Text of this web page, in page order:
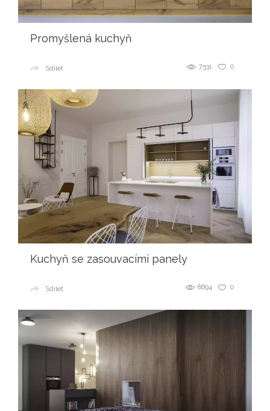
Promyšlená kuchyň
0
7531
Sdílet
Kuchyň se zasouvacími panely
0
8694
Sdílet